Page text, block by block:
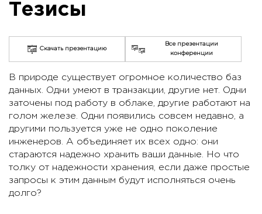
Тезисы
Скачать презентацию
Все презентации
конференции
В природе существует огромное количество баз
данных. Одни умеют в транзакции, другие нет. Одни
заточены под работу в облаке, другие работают на
голом железе. Одни появились совсем недавно, а
другими пользуется уже не одно поколение
инженеров. А объединяет их всех одно: они
стараются надежно хранить ваши данные. Но что
толку от надежности хранения, если даже простые
запросы к этим данным будут исполняться очень
долго?